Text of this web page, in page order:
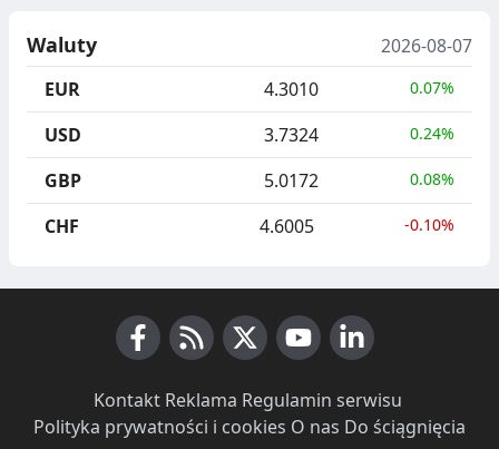
Waluty
2026-08-07
EUR
4.3010 0.07%
USD 3.7324 0.24%
GBP 5.0172 0.08%
CHF 4.6005 -0.10%
Kontakt· Reklama Regulamin serwisu
Polityka prywatności i cookies O nas Do ściągnięcia